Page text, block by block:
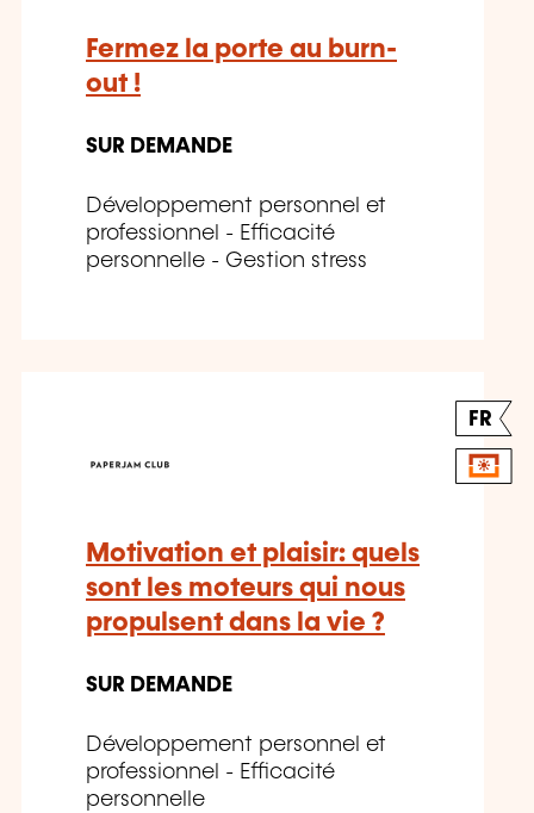
Fermez la porte au burn-
out !
SUR DEMANDE
Développement personnel et
professionnel - Efficacité
personnelle - Gestion stress
FR
Motivation et plaisir: quels
sont les moteurs qui nous
propulsent dans la vie ?
SUR DEMANDE
Développement personnel et
professionnel - Efficacité
personnelle